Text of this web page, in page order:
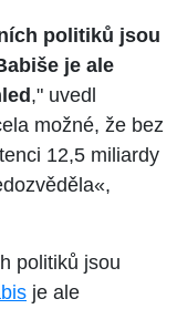
politiků jsou
je ale
," uvedl
možné, že bez
12,5 miliardy
politiků jsou
je ale